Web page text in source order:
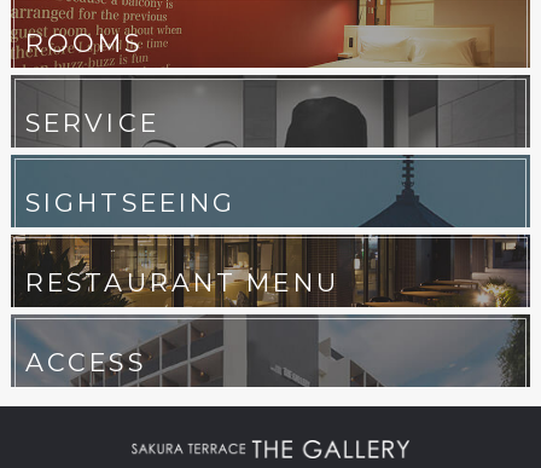
ROOMS
SERVICE
SIGHTSEEING
RESTAURANT MENU
ACCESS